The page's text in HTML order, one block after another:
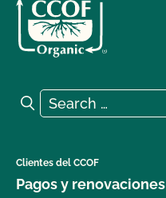
Search for:
Search
Clientes del CCOF
Pagos y renovaciones